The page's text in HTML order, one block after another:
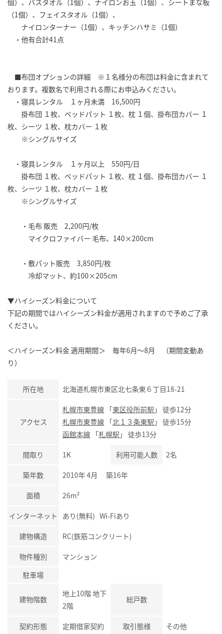
（1個）、フェイスタオル（1個）、
ナイロンターナー（1個）、キッチンハサミ（1個）
・他有合計41点
■布団オプションの詳細 ※１名様分の布団は料金に含まれて
おります。複数名で利用される際にお申込みください。
・寝具レンタル １ヶ月未満 16,500円
掛布団 １枚、ベッドパット １枚、枕 １個、掛布団カバー １
枚、シーツ １枚、枕カバー １枚
※シングルサイズ
・寝具レンタル １ヶ月以上 550円/日
掛布団 １枚、ベッドパット １枚、枕 １個、掛布団カバー １
枚、シーツ １枚、枕カバー １枚
※シングルサイズ
・毛布 販売 2,200円/枚
マイクロファイバー 毛布、140×200cm
・敷パット販売 3,850円/枚
冷却マット、約100×205cm
▼ハイシーズン料金について
下記の期間ではハイシーズン料金が適用されますので予めご了承
ください。
＜ハイシーズン料金 適用期間＞ 毎年6月～8月 （期間変動あ
り）
所在地 北海道札幌市東区北七条東６丁目18-21
アクセス
札幌市東豊線 「東区役所前駅 」 徒歩12分
札幌市東豊線 「北１３条東駅 」 徒歩15分
函館本線 「札幌駅 」 徒歩13分
間取り 1K 利用可能人数 2名
築年数 2010年 4月 築16年
面積 26m²
インターネット あり(無料) Wi-Fiあり
建物構造 RC(鉄筋コンクリート)
物件種別
マンション
駐車場
建物階数
地上10階 地下
2階
総戸数
契約形態 定期借家契約 取引態様 その他